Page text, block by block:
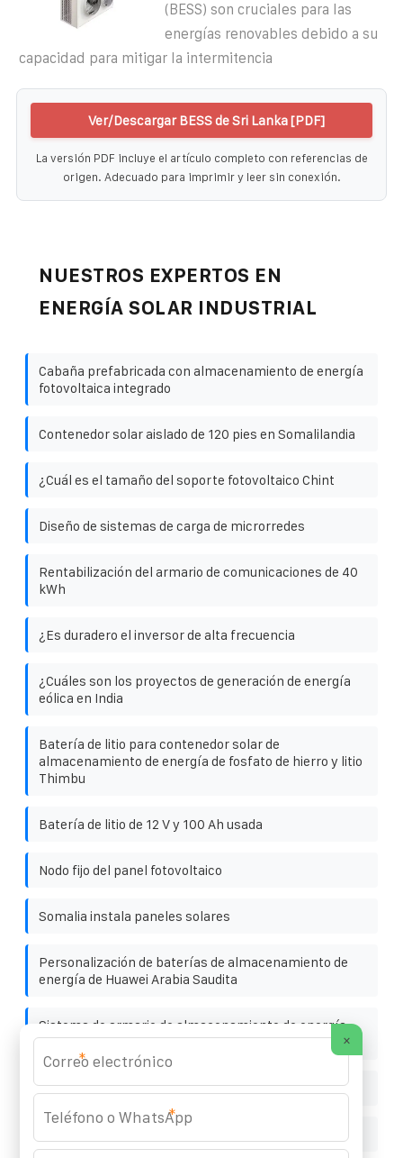
(BESS) son cruciales para las
energías renovables debido a su
capacidad para mitigar la intermitencia
Ver/Descargar BESS de Sri Lanka [PDF]
La versión PDF incluye el artículo completo con referencias de
origen. Adecuado para imprimir y leer sin conexión.
NUESTROS EXPERTOS EN
ENERGÍA SOLAR INDUSTRIAL
Cabaña prefabricada con almacenamiento de energía
fotovoltaica integrado
Contenedor solar aislado de 120 pies en Somalilandia
¿Cuál es el tamaño del soporte fotovoltaico Chint
Diseño de sistemas de carga de microrredes
Rentabilización del armario de comunicaciones de 40
kWh
¿Es duradero el inversor de alta frecuencia
¿Cuáles son los proyectos de generación de energía
eólica en India
Batería de litio para contenedor solar de
almacenamiento de energía de fosfato de hierro y litio
Thimbu
Batería de litio de 12 V y 100 Ah usada
Nodo fijo del panel fotovoltaico
Somalia instala paneles solares
Personalización de baterías de almacenamiento de
energía de Huawei Arabia Saudita
Sistema de armario de almacenamiento de energía
solar sbms
Microred de CA y microred de CC
×
*
*